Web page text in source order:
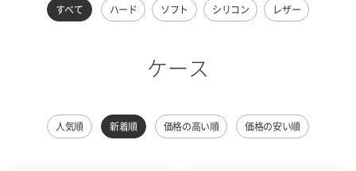
すべて ハード ソフト シリコン レザー
ケース
人気順 新着順 価格の高い順 価格の安い順